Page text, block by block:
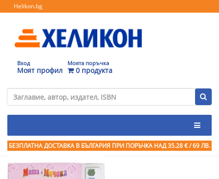
Helikon.bg
Вход
Моят профил
Моята поръчка
0 продукта
БЕЗПЛАТНА ДОСТАВКА В БЪЛГАРИЯ ПРИ ПОРЪЧКА НАД 35.28 € / 69 ЛВ.